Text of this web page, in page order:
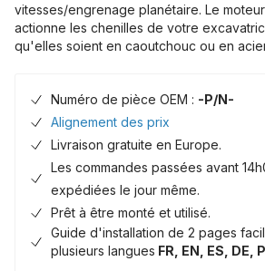
vitesses/engrenage planétaire. Le
actionne les chenilles de votre
qu'elles soient en caoutchouc ou en
Numéro de pièce OEM : -P/N-
Alignement des prix
Livraison gratuite en Europe.
Les commandes passées avant
expédiées le jour même.
Prêt à être monté et utilisé.
Guide d'installation de 2 pages
plusieurs langues FR, EN, ES, DE,